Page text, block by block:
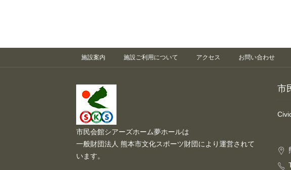
施設案内 施設ご利用について アクセス お問い合わせ
市民会館シアーズホーム夢ホールは
一般財団法人 熊本市文化スポーツ財団により運営されて
います。
市